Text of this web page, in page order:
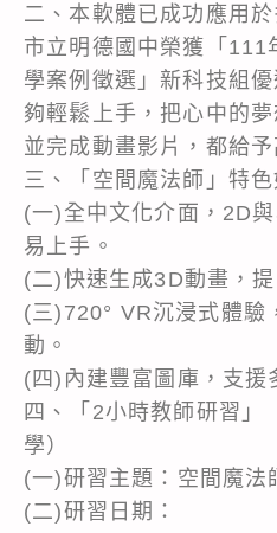
二、本軟體已成功應用
市立明德國中榮獲「111
學案例徵選」新科技組
夠輕鬆上手，把心中的
並完成動畫影片，都給予
三、「空間魔法師」特色
(一)全中文化介面，2D
易上手。
(二)快速生成3D動畫，
(三)720° VR沉浸式體驗
動。
(四)內建豐富圖庫，支援
四、「2小時教師研習」
學）
(一)研習主題：空間魔法
(二)研習日期：